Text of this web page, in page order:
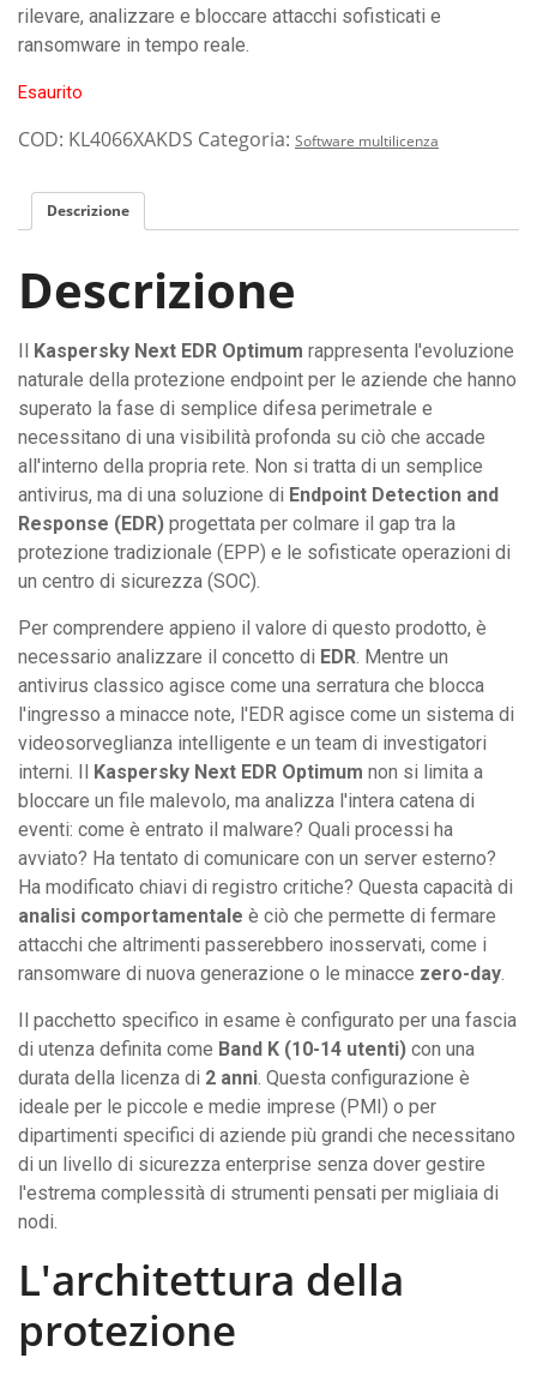
rilevare, analizzare e bloccare attacchi sofisticati e
ransomware in tempo reale.
Esaurito
COD: KL4066XAKDS Categoria: Software multilicenza
Descrizione
Descrizione
Il Kaspersky Next EDR Optimum rappresenta l'evoluzione
naturale della protezione endpoint per le aziende che hanno
superato la fase di semplice difesa perimetrale e
necessitano di una visibilità profonda su ciò che accade
all'interno della propria rete. Non si tratta di un semplice
antivirus, ma di una soluzione di Endpoint Detection and
Response (EDR) progettata per colmare il gap tra la
protezione tradizionale (EPP) e le sofisticate operazioni di
un centro di sicurezza (SOC).
Per comprendere appieno il valore di questo prodotto, è
necessario analizzare il concetto di EDR. Mentre un
antivirus classico agisce come una serratura che blocca
l'ingresso a minacce note, l'EDR agisce come un sistema di
videosorveglianza intelligente e un team di investigatori
interni. Il Kaspersky Next EDR Optimum non si limita a
bloccare un file malevolo, ma analizza l'intera catena di
eventi: come è entrato il malware? Quali processi ha
avviato? Ha tentato di comunicare con un server esterno?
Ha modificato chiavi di registro critiche? Questa capacità di
analisi comportamentale è ciò che permette di fermare
attacchi che altrimenti passerebbero inosservati, come i
ransomware di nuova generazione o le minacce zero-day.
Il pacchetto specifico in esame è configurato per una fascia
di utenza definita come Band K (10-14 utenti) con una
durata della licenza di 2 anni. Questa configurazione è
ideale per le piccole e medie imprese (PMI) o per
dipartimenti specifici di aziende più grandi che necessitano
di un livello di sicurezza enterprise senza dover gestire
l'estrema complessità di strumenti pensati per migliaia di
nodi.
L'architettura della
protezione